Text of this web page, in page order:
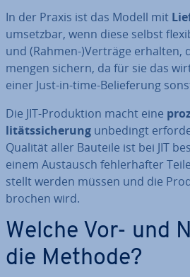
In der Praxis ist das Modell mit
umsetzbar, wenn diese selbst
und (Rahmen-)Verträge erhalten,
men­gen sichern, da für sie das
einer Just-in-time-Be­lie­fe­rung
Die JIT-Pro­duk­ti­on macht eine
li­täts­si­che­rung unbedingt
Qualität aller Bauteile ist bei JIT
einem Austausch feh­ler­haf­ter
stellt werden müssen und die
bro­chen wird.
Welche Vor- und
die Methode?